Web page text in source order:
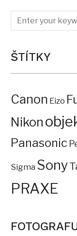
ŠTÍTKY
Canon Eizo
Nikon
Panasonic
Sigma Sony
PRAXE